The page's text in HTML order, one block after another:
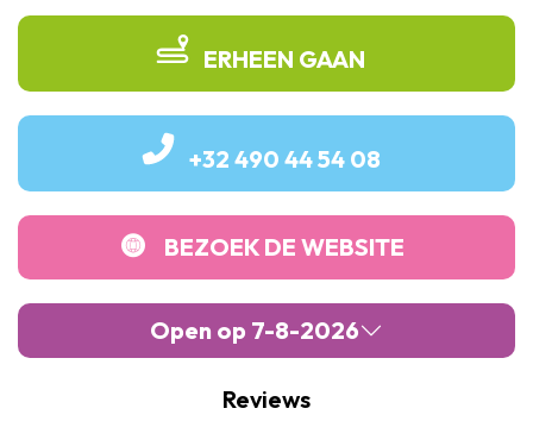
UNESCO
ERHEEN GAAN
+32 490 44 54 08
BEZOEK DE WEBSITE
Open op 7-8-2026
17:00
Reviews